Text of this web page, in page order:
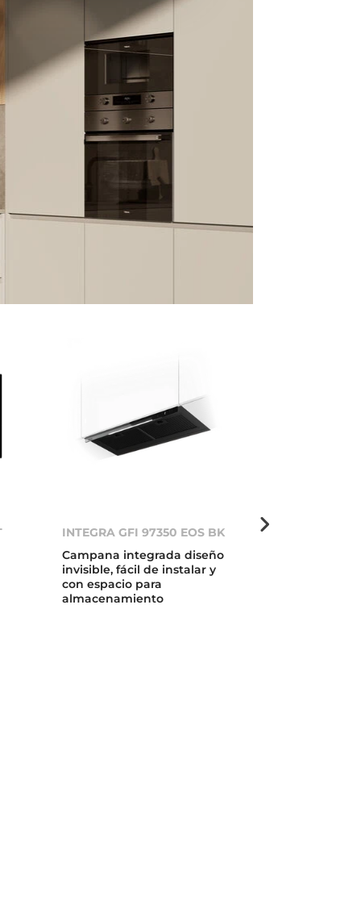
INTEGRA GFI 97350 EOS BK
Campana integrada diseño
invisible, fácil de instalar y
con espacio para
almacenamiento